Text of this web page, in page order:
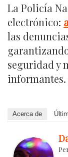
La Policía
electrónico:
las
seguridad y
informantes.
Acerca de